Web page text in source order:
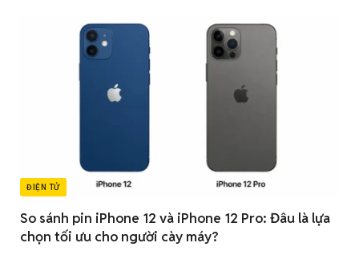
ĐIỆN TỬ
So sánh pin iPhone 12 và iPhone 12 Pro: Đâu là lựa
chọn tối ưu cho người cày máy?